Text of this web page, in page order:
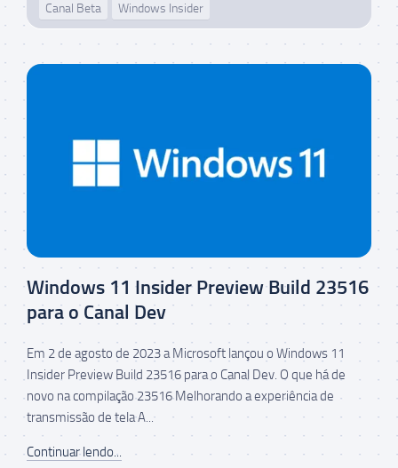
Canal Beta Windows Insider
Windows 11 Insider Preview Build 23516
para o Canal Dev
Em 2 de agosto de 2023 a Microsoft lançou o Windows 11
Insider Preview Build 23516 para o Canal Dev. O que há de
novo na compilação 23516 Melhorando a experiência de
transmissão de tela A...
Continuar lendo...